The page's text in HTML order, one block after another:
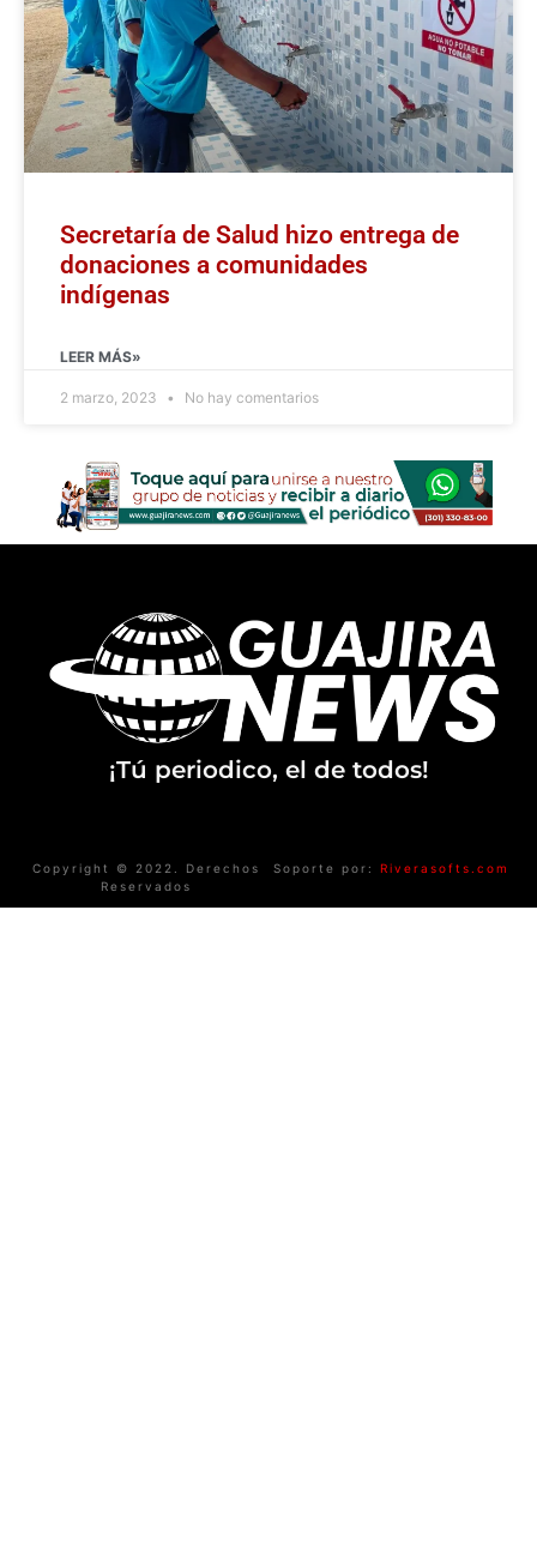
Secretaría de Salud hizo entrega de
donaciones a comunidades
indígenas
LEER MÁS»
2 marzo, 2023 No hay comentarios
¡Tú periodico, el de todos!
Copyright © 2022. Derechos
Reservados
Soporte por: Riverasofts.com